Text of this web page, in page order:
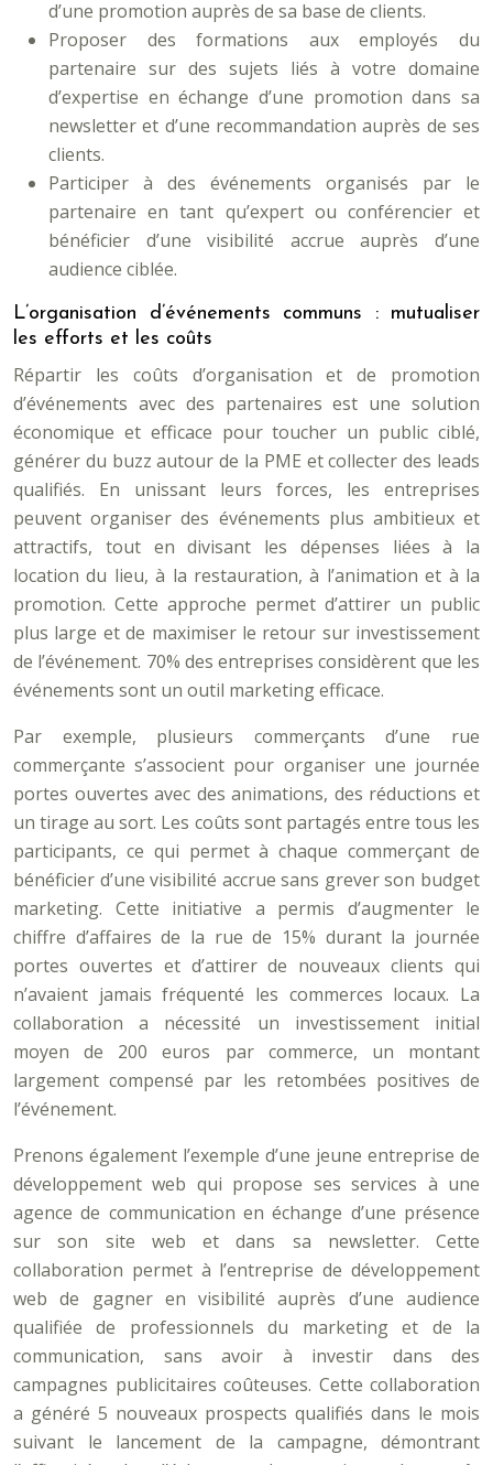
d’une promotion auprès de sa base de clients.
Proposer des formations aux employés du
partenaire sur des sujets liés à votre domaine
d’expertise en échange d’une promotion dans sa
newsletter et d’une recommandation auprès de ses
clients.
Participer à des événements organisés par le
partenaire en tant qu’expert ou conférencier et
bénéficier d’une visibilité accrue auprès d’une
audience ciblée.
L’organisation d’événements communs : mutualiser
les efforts et les coûts
Répartir les coûts d’organisation et de promotion
d’événements avec des partenaires est une solution
économique et efficace pour toucher un public ciblé,
générer du buzz autour de la PME et collecter des leads
qualifiés. En unissant leurs forces, les entreprises
peuvent organiser des événements plus ambitieux et
attractifs, tout en divisant les dépenses liées à la
location du lieu, à la restauration, à l’animation et à la
promotion. Cette approche permet d’attirer un public
plus large et de maximiser le retour sur investissement
de l’événement. 70% des entreprises considèrent que les
événements sont un outil marketing efficace.
Par exemple, plusieurs commerçants d’une rue
commerçante s’associent pour organiser une journée
portes ouvertes avec des animations, des réductions et
un tirage au sort. Les coûts sont partagés entre tous les
participants, ce qui permet à chaque commerçant de
bénéficier d’une visibilité accrue sans grever son budget
marketing. Cette initiative a permis d’augmenter le
chiffre d’affaires de la rue de 15% durant la journée
portes ouvertes et d’attirer de nouveaux clients qui
n’avaient jamais fréquenté les commerces locaux. La
collaboration a nécessité un investissement initial
moyen de 200 euros par commerce, un montant
largement compensé par les retombées positives de
l’événement.
Prenons également l’exemple d’une jeune entreprise de
développement web qui propose ses services à une
agence de communication en échange d’une présence
sur son site web et dans sa newsletter. Cette
collaboration permet à l’entreprise de développement
web de gagner en visibilité auprès d’une audience
qualifiée de professionnels du marketing et de la
communication, sans avoir à investir dans des
campagnes publicitaires coûteuses. Cette collaboration
a généré 5 nouveaux prospects qualifiés dans le mois
suivant le lancement de la campagne, démontrant